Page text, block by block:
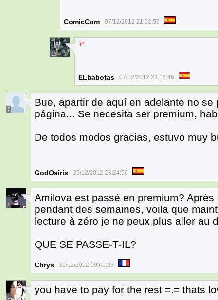
ComicCom 07/12/2012 21:02:55
13
:P
ELbabotas 07/12/2012 23:16:46
7
Bue, apartir de aquí en adelante no
página... Se necesita ser premium,
De todos modos gracias, estuvo muy
GodOsiris 25/12/2012 23:24:56
1
Amilova est passé en premium?
pendant des semaines, voila que
lecture à zéro je ne peux plus aller au
QUE SE PASSE-T-IL?
Chrys 31/12/2012 09:41:39
1
you have to pay for the rest =.= thats